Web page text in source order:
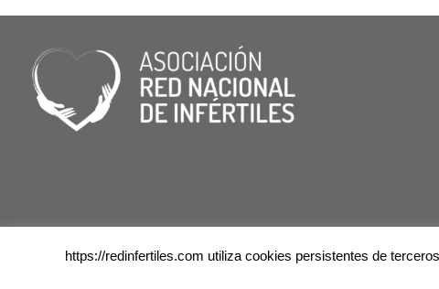
https://redinfertiles.com utiliza cookies persistentes de